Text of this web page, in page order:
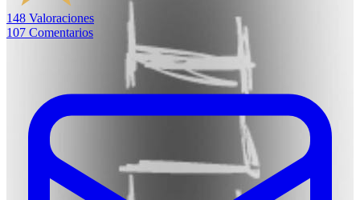
148 Valoraciones
107 Comentarios